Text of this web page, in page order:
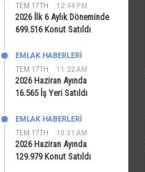
TEM 17TH 12:44 PM
2026 İlk 6 Aylık Döneminde
699.516 Konut Satıldı
TEM 17TH 11:22 AM
EMLAK HABERLERI
2026 Haziran Ayında
16.565 İş Yeri Satıldı
TEM 17TH 10:31 AM
EMLAK HABERLERI
2026 Haziran Ayında
129.979 Konut Satıldı